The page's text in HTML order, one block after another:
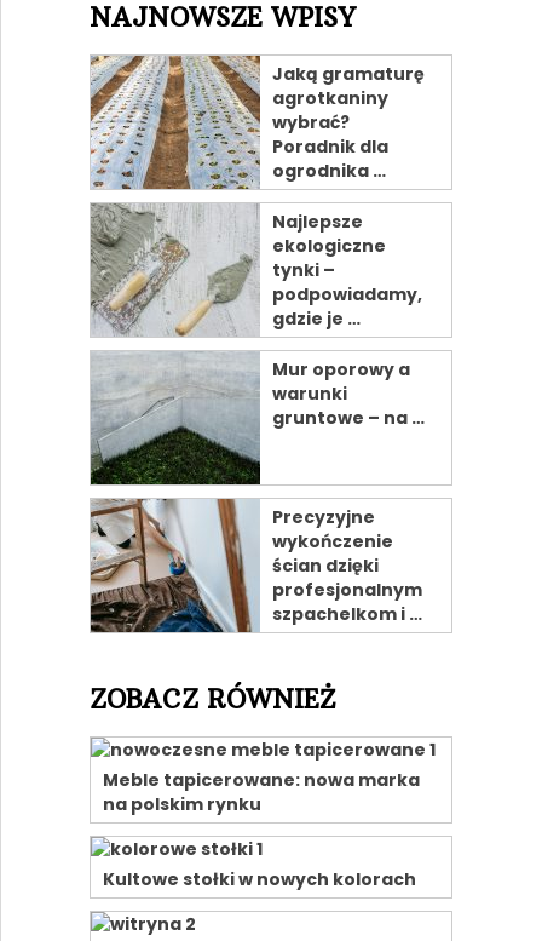
NAJNOWSZE WPISY
Jaką gramaturę
agrotkaniny
wybrać?
Poradnik dla
ogrodnika …
Najlepsze
ekologiczne
tynki –
podpowiadamy,
gdzie je …
Mur oporowy a
warunki
gruntowe – na …
Precyzyjne
wykończenie
ścian dzięki
profesjonalnym
szpachelkom i …
ZOBACZ RÓWNIEŻ
Meble tapicerowane: nowa marka
na polskim rynku
Kultowe stołki w nowych kolorach